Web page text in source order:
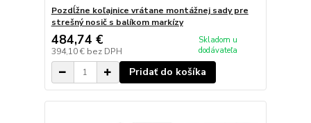
Pozdĺžne koľajnice vrátane montážnej sady pre
strešný nosič s balíkom markízy
484,74 €
394,10 € bez DPH
Skladom u
dodávateľa
Pridať do košíka